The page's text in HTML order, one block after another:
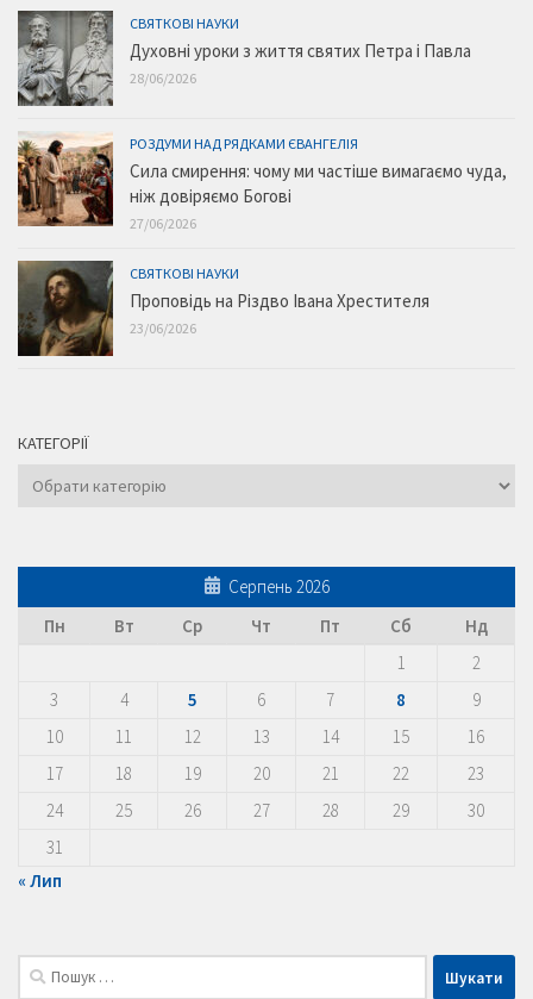
СВЯТКОВІ НАУКИ
Духовні уроки з життя святих Петра і Павла
28/06/2026
РОЗДУМИ НАД РЯДКАМИ ЄВАНГЕЛІЯ
Сила смирення: чому ми частіше вимагаємо чуда,
ніж довіряємо Богові
27/06/2026
СВЯТКОВІ НАУКИ
Проповідь на Різдво Івана Хрестителя
23/06/2026
КАТЕГОРІЇ
Категорії
Серпень 2026
Пн
Вт Ср Чт Пт Сб
Нд
1
2
3
4 5 6 7 8
9
10
11 12 13 14 15
16
17
18 19 20 21 22
23
24
25 26 27 28 29
30
31
« Лип
Пошук: